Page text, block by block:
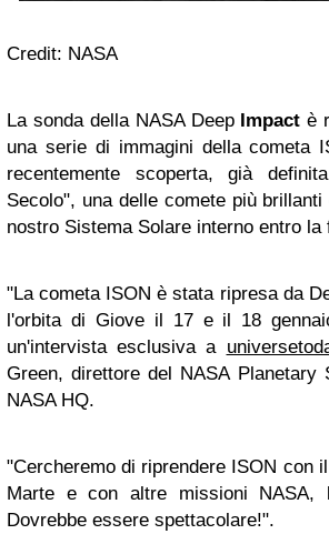
Credit: NASA
La sonda della NASA Deep Impact è
una serie di immagini della cometa
recentemente scoperta, già
Secolo", una delle comete più
nostro Sistema Solare interno entro la
"La cometa ISON è stata ripresa da
l'orbita di Giove il 17 e il 18
un'intervista esclusiva a
Green, direttore del NASA Planetary
NASA HQ.
"Cercheremo di riprendere ISON con
Marte e con altre missioni NASA,
Dovrebbe essere spettacolare!".